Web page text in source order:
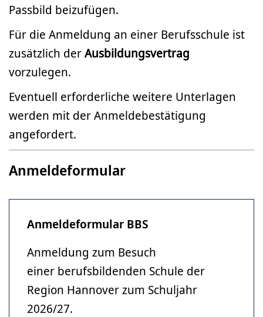
Passbild beizufügen.
Für die Anmeldung an einer Berufsschule ist
zusätzlich derAusbildungsvertrag
vorzulegen.
Eventuell erforderliche weitere Unterlagen
werden mit der Anmeldebestätigung
angefordert.
Anmeldeformular
Anmeldeformular BBS
Anmeldung zum Besuch
einer berufsbildenden Schule der
Region Hannover zum Schuljahr
2026/27.